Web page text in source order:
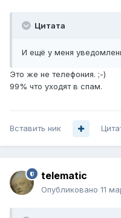
Цитата
И ещё у меня
Это же не телефония. ;-)
99% что уходят в спам.
Вставить ник
telematic
Опубликовано 11